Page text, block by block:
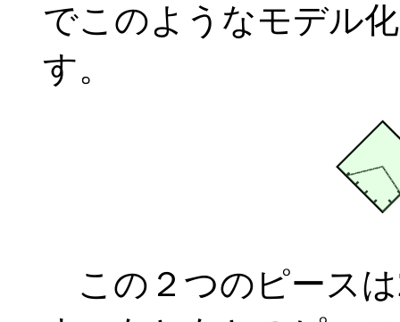
でこのようなモデル
す。
この２つのピース